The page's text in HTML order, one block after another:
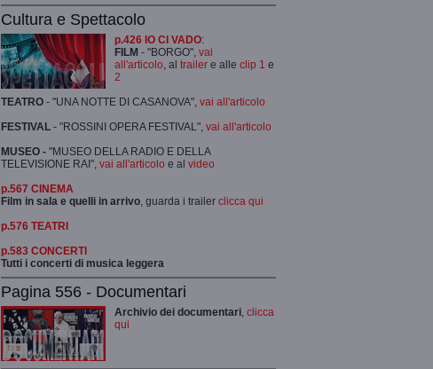
Cultura e Spettacolo
p.426 IO CI VADO:
FILM - "BORGO", vai
all'articolo, al trailer e alle clip 1 e
2
TEATRO - "UNA NOTTE DI CASANOVA", vai all'articolo
FESTIVAL - "ROSSINI OPERA FESTIVAL", vai all'articolo
MUSEO - "MUSEO DELLA RADIO E DELLA
TELEVISIONE RAI", vai all'articolo e al video
p.567 CINEMA
Film in sala e quelli in arrivo, guarda i trailer clicca qui
p.576 TEATRI
p.583 CONCERTI
Tutti i concerti di musica leggera
Pagina 556 - Documentari
Archivio dei documentari, clicca
qui